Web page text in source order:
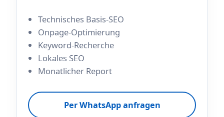
Technisches Basis-SEO
Onpage-Optimierung
Keyword-Recherche
Lokales SEO
Monatlicher Report
Per WhatsApp anfragen